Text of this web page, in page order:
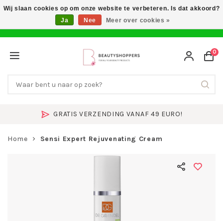
GRATIS VERZENDING VANAF 49 EURO!
0
Home Sensi Expert Rejuvenating Cream
Wij slaan cookies op om onze website te verbeteren. Is dat akkoord?
Ja
Nee Meer over cookies »